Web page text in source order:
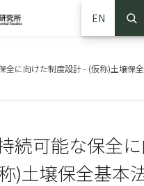
EN
全に向けた制度設計 - (仮称)土壌保
続可能な保全
)土壌保全基本